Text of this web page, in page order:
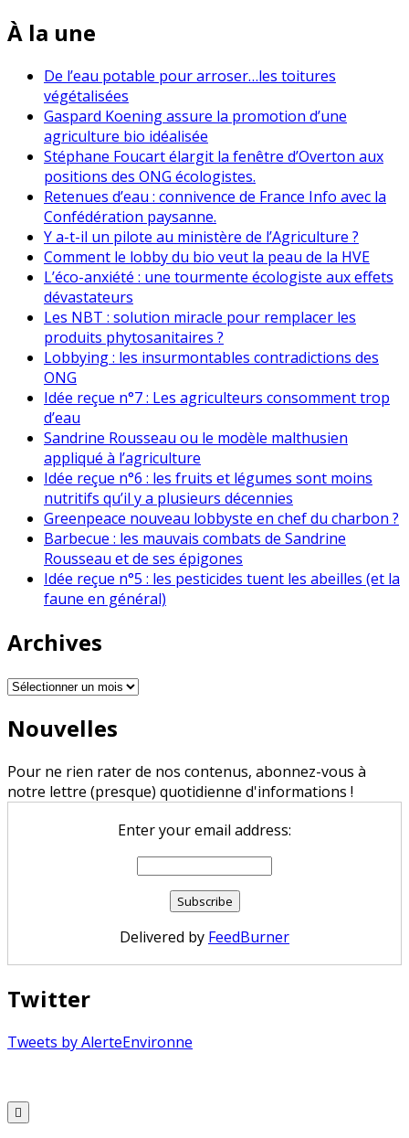
À la une
De l’eau potable pour arroser…les toitures
végétalisées
Gaspard Koening assure la promotion d’une
agriculture bio idéalisée
Stéphane Foucart élargit la fenêtre d’Overton aux
positions des ONG écologistes.
Retenues d’eau : connivence de France Info avec la
Confédération paysanne.
Y a-t-il un pilote au ministère de l’Agriculture ?
Comment le lobby du bio veut la peau de la HVE
L’éco-anxiété : une tourmente écologiste aux effets
dévastateurs
Les NBT : solution miracle pour remplacer les
produits phytosanitaires ?
Lobbying : les insurmontables contradictions des
ONG
Idée reçue n°7 : Les agriculteurs consomment trop
d’eau
Sandrine Rousseau ou le modèle malthusien
appliqué à l’agriculture
Idée reçue n°6 : les fruits et légumes sont moins
nutritifs qu’il y a plusieurs décennies
Greenpeace nouveau lobbyste en chef du charbon ?
Barbecue : les mauvais combats de Sandrine
Rousseau et de ses épigones
Idée reçue n°5 : les pesticides tuent les abeilles (et la
faune en général)
Archives
Archives
Nouvelles
Pour ne rien rater de nos contenus, abonnez-vous à
notre lettre (presque) quotidienne d'informations !
Enter your email address:
Delivered by FeedBurner
Twitter
Tweets by AlerteEnvironne
to